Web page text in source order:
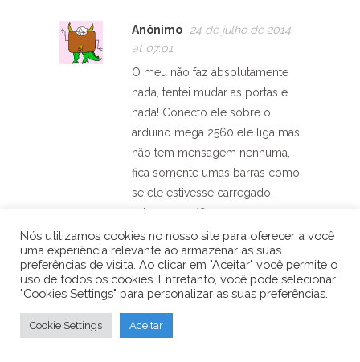
Anônimo
24 de julho de 2014
at 07:01
O meu não faz absolutamente
nada, tentei mudar as portas e
nada! Conecto ele sobre o
arduino mega 2560 ele liga mas
não tem mensagem nenhuma,
fica somente umas barras como
se ele estivesse carregado.
sabe o que é?
abracos
Responder
Arduino e Cia
28
Nós utilizamos cookies no nosso site para oferecer a você
uma experiência relevante ao armazenar as suas
preferências de visita. Ao clicar em "Aceitar" você permite o
uso de todos os cookies. Entretanto, você pode selecionar
"Cookies Settings" para personalizar as suas preferências.
Cookie Settings Aceitar